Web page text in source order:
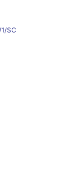
SC